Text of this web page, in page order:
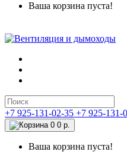
Ваша корзина пуста!
+7 925-131-02-35 +7 925-131-
0 0 р.
Ваша корзина пуста!